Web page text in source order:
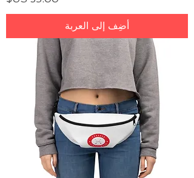
أضِف إلى العربة